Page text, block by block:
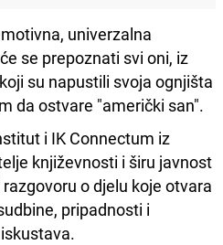
univerzalna
se prepoznati svi oni, iz
su napustili svoja ognjišta
da ostvare "američki san".
i IK Connectum iz
književnosti i širu javnost
o djelu koje otvara
pripadnosti i